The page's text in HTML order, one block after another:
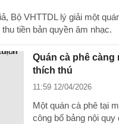
Bộ VHTTDL lý giải một
tiền bản quyền âm nhạc.
Quán cà phê
thích thú
11:59 12/04/2026
Một quán cà phê tại
công bố bảng nội